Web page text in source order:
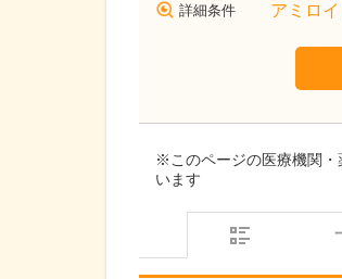
詳細条件 アミロ
※このページの医療機関・
います